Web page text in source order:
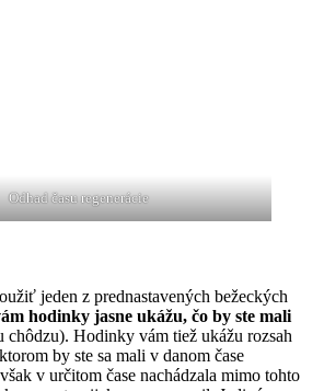
Odhad času regenerácie
jeden z prednastavených bežeckých
hodinky jasne ukážu, čo by ste mali
Hodinky vám tiež ukážu rozsah
by ste sa mali v danom čase
v určitom čase nachádzala mimo tohto